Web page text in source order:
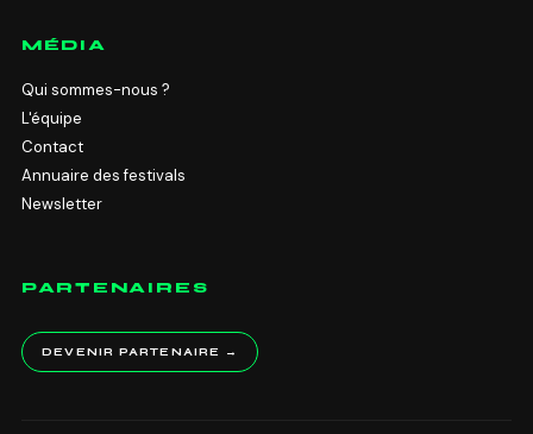
MÉDIA
Qui sommes-nous ?
L'équipe
Contact
Annuaire des festivals
Newsletter
PARTENAIRES
DEVENIR PARTENAIRE →